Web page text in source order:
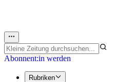
Abonnent:in werden
Rubriken